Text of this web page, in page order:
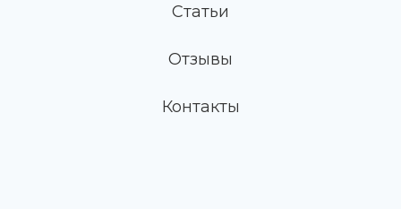
Статьи
Отзывы
Контакты